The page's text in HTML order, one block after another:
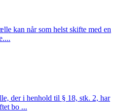
kan når som helst skifte med en
der i henhold til § 18, stk. 2, har
bo ...